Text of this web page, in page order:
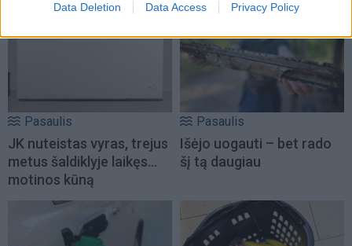
Data Deletion Data Access Privacy Policy
Pasaulis
JK nuteistas vyras, trejus
metus šaldiklyje laikęs...
motinos kūną
Pasaulis
Išėjo uogauti – bet rado
šį tą daugiau